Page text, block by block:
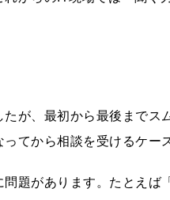
が、最初から最後までス
てから相談を受けるケー
題があります。たとえば